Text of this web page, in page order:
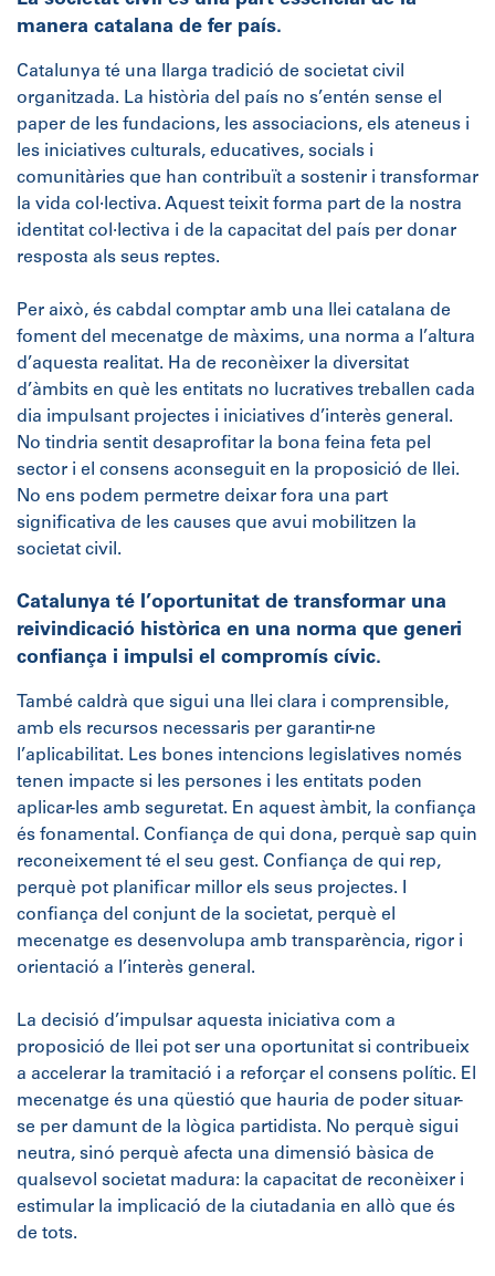
manera catalana de fer país.
Catalunya té una llarga tradició de societat civil
organitzada. La història del país no s’entén sense el
paper de les fundacions, les associacions, els ateneus i
les iniciatives culturals, educatives, socials i
comunitàries que han contribuït a sostenir i transformar
la vida col·lectiva. Aquest teixit forma part de la nostra
identitat col·lectiva i de la capacitat del país per donar
resposta als seus reptes.
Per això, és cabdal comptar amb una llei catalana de
foment del mecenatge de màxims, una norma a l’altura
d’aquesta realitat. Ha de reconèixer la diversitat
d’àmbits en què les entitats no lucratives treballen cada
dia impulsant projectes i iniciatives d’interès general.
No tindria sentit desaprofitar la bona feina feta pel
sector i el consens aconseguit en la proposició de llei.
No ens podem permetre deixar fora una part
significativa de les causes que avui mobilitzen la
societat civil.
Catalunya té l’oportunitat de transformar una
reivindicació històrica en una norma que generi
confiança i impulsi el compromís cívic.
També caldrà que sigui una llei clara i comprensible,
amb els recursos necessaris per garantir-ne
l’aplicabilitat. Les bones intencions legislatives només
tenen impacte si les persones i les entitats poden
aplicar-les amb seguretat. En aquest àmbit, la confiança
és fonamental. Confiança de qui dona, perquè sap quin
reconeixement té el seu gest. Confiança de qui rep,
perquè pot planificar millor els seus projectes. I
confiança del conjunt de la societat, perquè el
mecenatge es desenvolupa amb transparència, rigor i
orientació a l’interès general.
La decisió d’impulsar aquesta iniciativa com a
proposició de llei pot ser una oportunitat si contribueix
a accelerar la tramitació i a reforçar el consens polític. El
mecenatge és una qüestió que hauria de poder situar-
se per damunt de la lògica partidista. No perquè sigui
neutra, sinó perquè afecta una dimensió bàsica de
qualsevol societat madura: la capacitat de reconèixer i
estimular la implicació de la ciutadania en allò que és
de tots.